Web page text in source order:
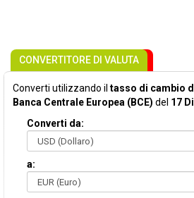
CONVERTITORE DI VALUTA
Converti utilizzando il tasso di cambio
Banca Centrale Europea (BCE) del 17
Converti da:
a: